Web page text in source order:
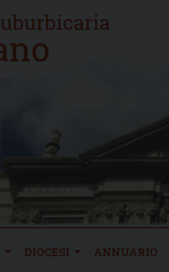
DIOCESI ANNUARIO